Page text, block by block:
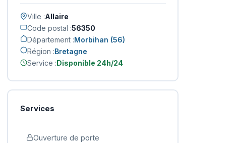
Ville :Allaire
Code postal :56350
Département :Morbihan (56)
Région :Bretagne
Service :Disponible 24h/24
Services
Ouverture de porte